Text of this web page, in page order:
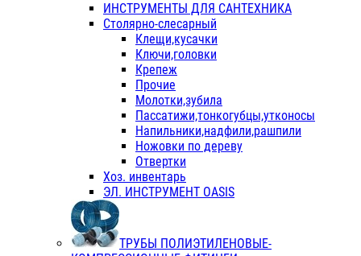
ИНСТРУМЕНТЫ ДЛЯ САНТЕХНИКА
Столярно-слесарный
Клещи,кусачки
Ключи,головки
Крепеж
Прочие
Молотки,зубила
Пассатижи,тонкогубцы,утконосы
Напильники,надфили,рашпили
Ножовки по дереву
Отвертки
Хоз. инвентарь
ЭЛ. ИНСТРУМЕНТ OASIS
ТРУБЫ ПОЛИЭТИЛЕНОВЫЕ-